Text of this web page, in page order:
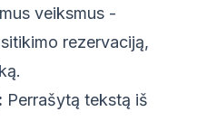
veiksmus -
rezervaciją,
Perrašytą tekstą iš